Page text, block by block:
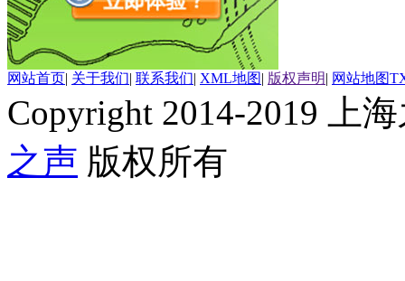
网站首页| 关于我们| 联系我们| XML地图| 版权声明| 网站地图
Copyright 2014-2019 上
之声 版权所有